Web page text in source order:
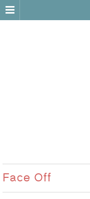
Face Off